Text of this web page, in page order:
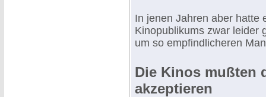
In jenen Jahren aber hatte
Kinopublikums zwar leider
um so empfindlicheren
Die Kinos mußten
akzeptieren